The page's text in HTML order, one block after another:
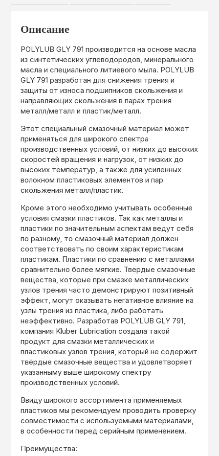
Описание
POLYLUB GLY 791 производится на основе масла
из синтетических углеводородов, минерального
масла и специального литиевого мыла. POLYLUB
GLY 791 разработан для снижения трения и
защиты от износа подшипников скольжения и
направляющих скольжения в парах трения
металл/металл и пластик/металл.
Этот специальный смазочный материал может
применяться для широкого спектра
производственных условий, от низких до высоких
скоростей вращения и нагрузок, от низких до
высоких температур, а также для усиленных
волокном пластиковых элементов и пар
скольжения металл/пластик.
Кроме этого необходимо учитывать особенные
условия смазки пластиков. Так как металлы и
пластики по значительным аспектам ведут себя
по разному, то смазочный материал должен
соответствовать по своим характеристикам
пластикам. Пластики по сравнению с металлами
сравнительно более мягкие. Твёрдые смазочные
вещества, которые при смазке металлических
узлов трения часто демонстрируют позитивный
эффект, могут оказывать негативное влияние на
узлы трения из пластика, либо работать
неэффективно. Разработав POLYLUB GLY 791,
компания Kluber Lubrication создала такой
продукт для смазки металлических и
пластиковых узлов трения, который не содержит
твёрдые смазочные вещества и удовлетворяет
указанныму выше широкому спектру
производственных условий.
Ввиду широкого ассортимента применяемых
пластиков мы рекомендуем проводить проверку
совместимости с используемыми материалами,
в особенности перед серийным применением.
Преимущества: